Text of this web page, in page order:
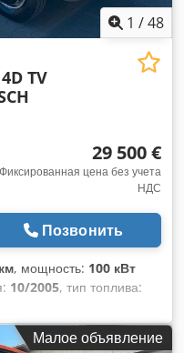
1 /48
TV
29 500 €
Фиксированная цена без учета
НДС
Позвонить
, мощность: 100 кВт
10/2005, тип топлива:
проверка (TÜV):
механический,
2005, Оборудование:
Малое объявление